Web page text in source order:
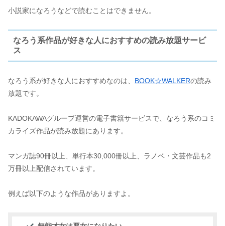
小説家になろうなどで読むことはできません。
なろう系作品が好きな人におすすめの読み放題サービ
ス
なろう系が好きな人におすすめなのは、 BOOK☆WALKERの読み
放題です。
KADOKAWAグループ運営の電子書籍サービスで、なろう系のコミ
カライズ作品が読み放題にあります。
マンガ誌90冊以上、単行本30,000冊以上、ラノベ・文芸作品も2
万冊以上配信されています。
例えば以下のような作品がありますよ。